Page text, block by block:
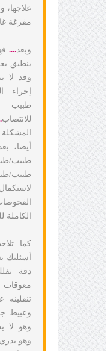
علاجها،
مفرغة
وبعد....
ينطبق
وقد لا
إجراء
طبيب
للانتصاب
أيضا،
طبيب/
طبيب/
كما
أسئلتك
دقة
معوقات
وعبيط
وهو لا
وهو